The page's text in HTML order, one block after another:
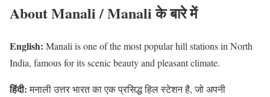
About Manali / Manali के बारे में
English: Manali is one of the most popular hill stations in North
India, famous for its scenic beauty and pleasant climate.
हिंदी:मनाली उत्तर भारत का एक प्रसिद्ध हिल स्टेशन है, जो अपनी